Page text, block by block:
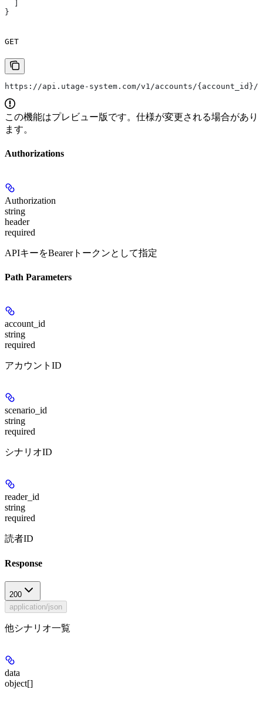
}
GET
https://api.utage-system.com/v1/accounts/
この機能はプレビュー版です。仕様が変更される場合があり
ます。
Authorizations
Authorization
string
header
required
APIキーをBearerトークンとして指定
Path Parameters
account_id
string
required
アカウントID
scenario_id
string
required
シナリオID
reader_id
string
required
読者ID
Response
200
application/json
他シナリオ一覧
data
object[]